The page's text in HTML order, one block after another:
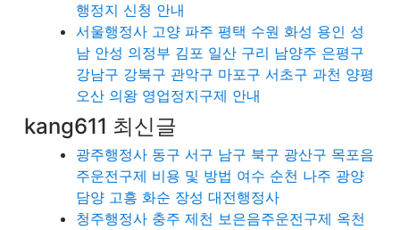
행정지 신청 안내
서울행정사 고양 파주 평택 수원 화성 용인 성
남 안성 의정부 김포 일산 구리 남양주 은평구
강남구 강북구 관악구 마포구 서초구 과천 양평
오산 의왕 영업정지구제 안내
kang611 최신글
광주행정사 동구 서구 남구 북구 광산구 목포음
주운전구제 비용 및 방법 여수 순천 나주 광양
담양 고흥 화순 장성 대전행정사
청주행정사 충주 제천 보은음주운전구제 옥천